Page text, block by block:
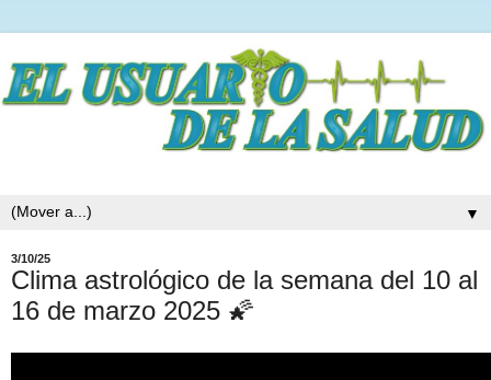
▼
3/10/25
Clima astrológico de la semana del 10 al
16 de marzo 2025 🌠